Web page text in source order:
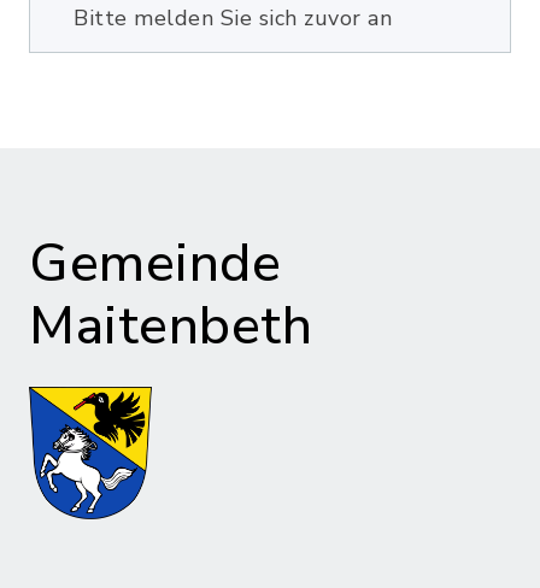
Bitte melden Sie sich zuvor an
Gemeinde
Maitenbeth